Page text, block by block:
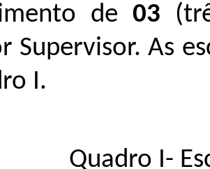
de 03
Supervisor. As
I.
Quadro I-